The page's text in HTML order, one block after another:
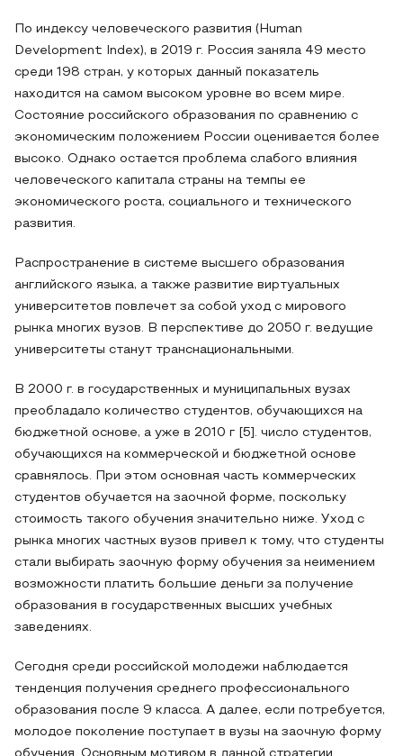
По индексу человеческого развития (Human
Development Index), в 2019 г. Россия заняла 49 место
среди 198 стран, у которых данный показатель
находится на самом высоком уровне во всем мире.
Состояние российского образования по сравнению с
экономическим положением России оценивается более
высоко. Однако остается проблема слабого влияния
человеческого капитала страны на темпы ее
экономического роста, социального и технического
развития.
Распространение в системе высшего образования
английского языка, а также развитие виртуальных
университетов повлечет за собой уход с мирового
рынка многих вузов. В перспективе до 2050 г. ведущие
университеты станут транснациональными.
В 2000 г. в государственных и муниципальных вузах
преобладало количество студентов, обучающихся на
бюджетной основе, а уже в 2010 г [5]. число студентов,
обучающихся на коммерческой и бюджетной основе
сравнялось. При этом основная часть коммерческих
студентов обучается на заочной форме, поскольку
стоимость такого обучения значительно ниже. Уход с
рынка многих частных вузов привел к тому, что студенты
стали выбирать заочную форму обучения за неимением
возможности платить большие деньги за получение
образования в государственных высших учебных
заведениях.
Сегодня среди российской молодежи наблюдается
тенденция получения среднего профессионального
образования после 9 класса. А далее, если потребуется,
молодое поколение поступает в вузы на заочную форму